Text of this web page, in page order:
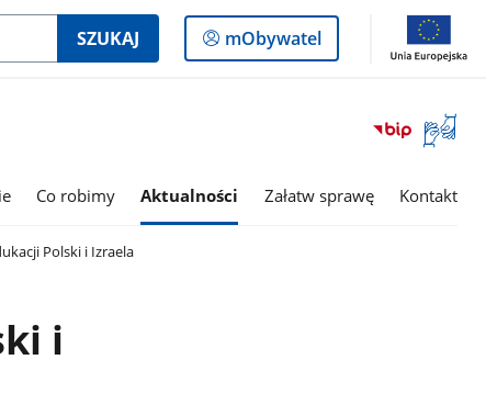
SZUKAJ
Logowanie
do
mObywatel
Otwórz
okno
Co robimy Aktualności Załatw sprawę Kontakt
Polski i Izraela
i